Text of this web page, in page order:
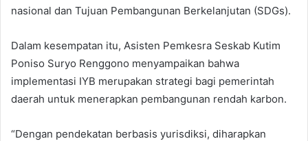
nasional dan Tujuan Pembangunan Berkelanjutan (SDGs).
Dalam kesempatan itu, Asisten Pemkesra Seskab Kutim
Poniso Suryo Renggono menyampaikan bahwa
implementasi IYB merupakan strategi bagi pemerintah
daerah untuk menerapkan pembangunan rendah karbon.
“Dengan pendekatan berbasis yurisdiksi, diharapkan